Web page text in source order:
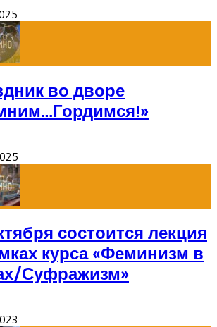
во дворе
состоится лекция
курса «Феминизм в
Суфражизм»